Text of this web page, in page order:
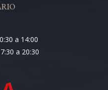
a 14:00
20:30